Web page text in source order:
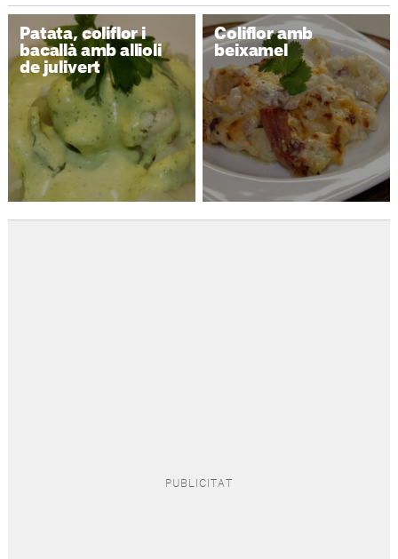
Patata, coliflor i
bacallà amb allioli
de julivert
Coliflor amb
beixamel